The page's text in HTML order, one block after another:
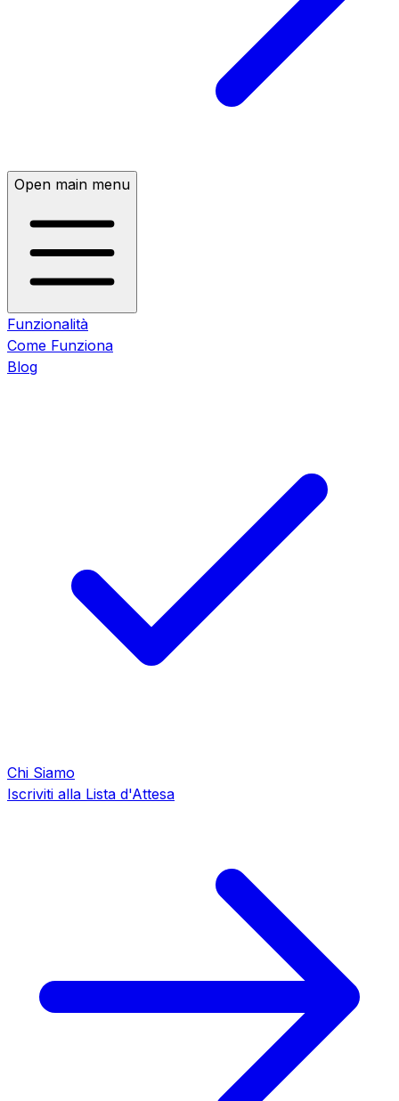
Open main menu
Funzionalità
Come Funziona
Blog
Chi Siamo
Iscriviti alla Lista d'Attesa